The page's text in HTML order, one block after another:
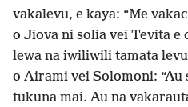
vakalevu, e kaya: “Me
o Jiova ni solia vei Tevita e
lewa na iwiliwili tamata
o Airami vei Solomoni: “Au
tukuna mai. Au na